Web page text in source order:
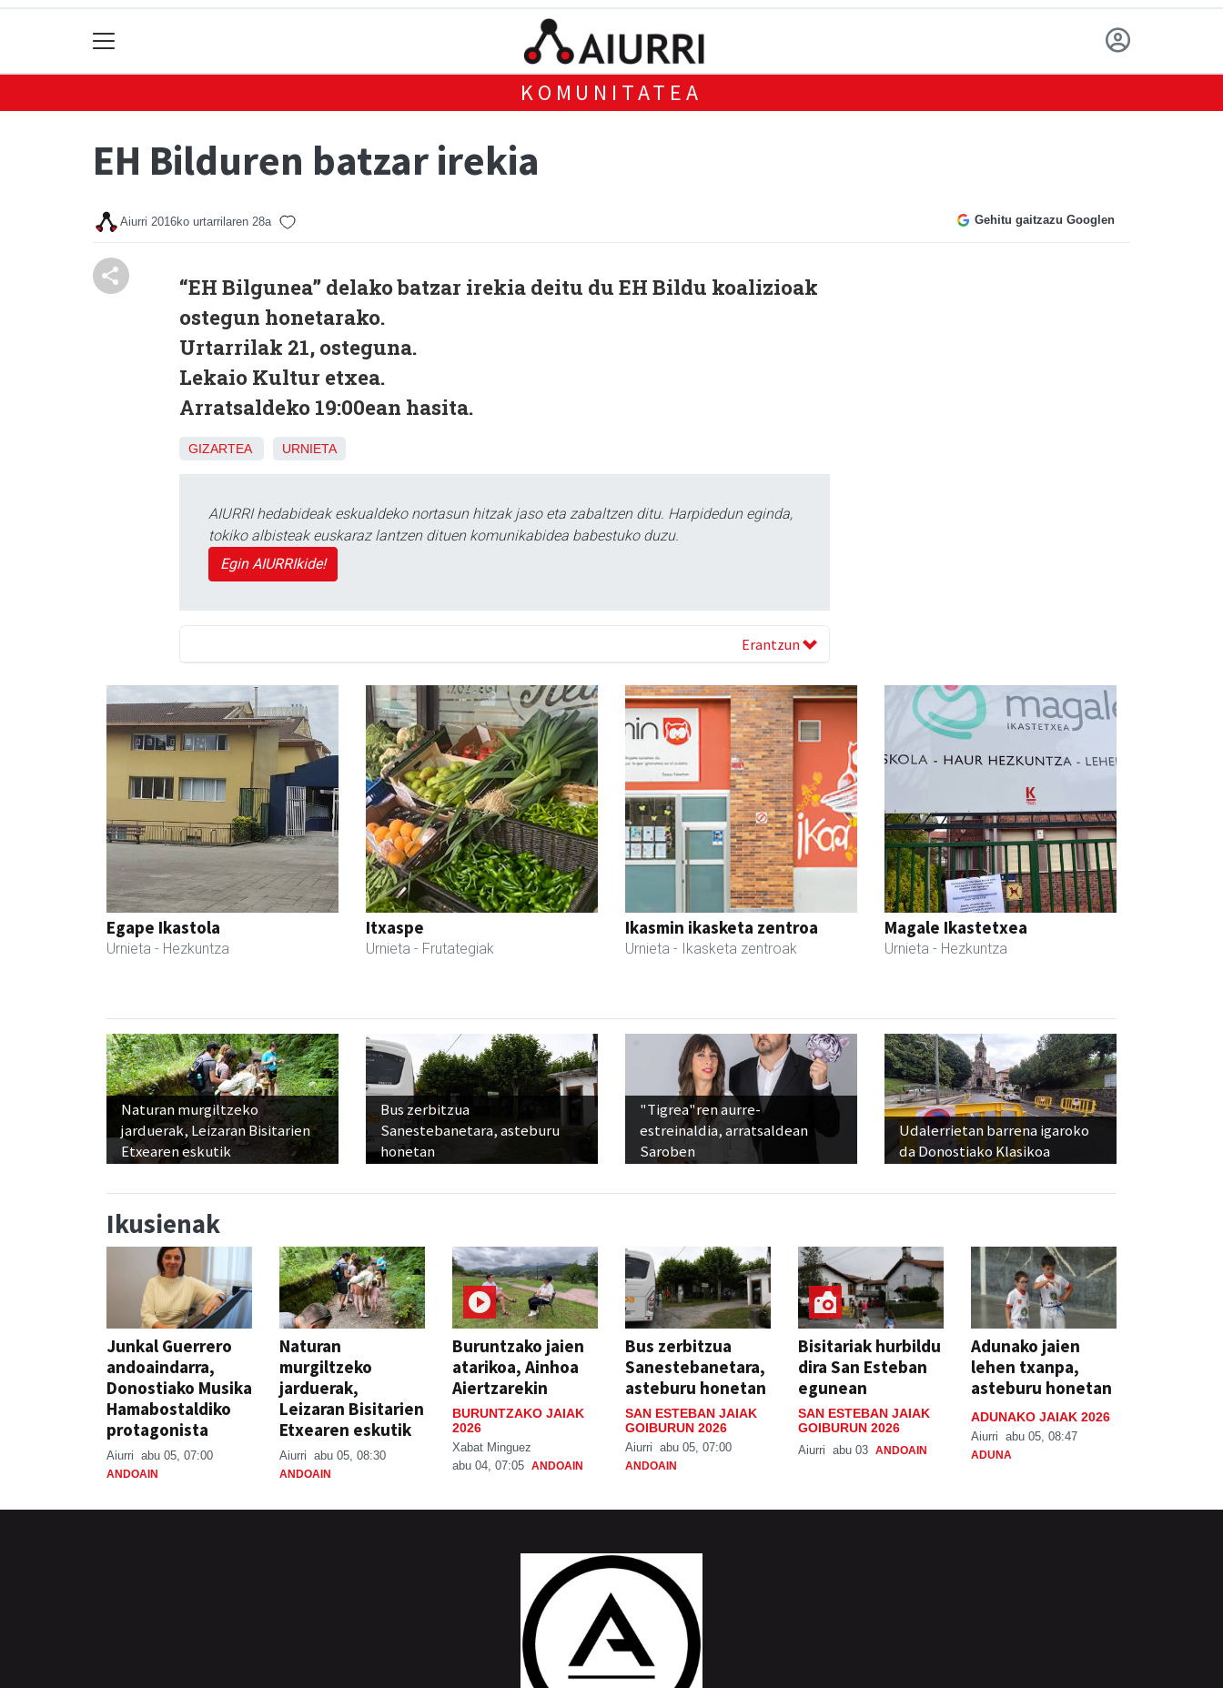
KOMUNITATEA
EH Bilduren batzar irekia
Aiurri 2016ko urtarrilaren 28a Gehitu gaitzazu Googlen
“EH Bilgunea” delako batzar irekia deitu du EH Bildu koalizioak
ostegun honetarako.
Urtarrilak 21, osteguna.
Lekaio Kultur etxea.
Arratsaldeko 19:00ean hasita.
GIZARTEA URNIETA
AIURRI hedabideak eskualdeko nortasun hitzak jaso eta zabaltzen ditu. Harpidedun eginda,
tokiko albisteak euskaraz lantzen dituen komunikabidea babestuko duzu.
Egin AIURRIkide!
Erantzun
Egape Ikastola
Urnieta - Hezkuntza
Itxaspe
Urnieta - Frutategiak
Ikasmin ikasketa zentroa
Urnieta - Ikasketa zentroak
Magale Ikastetxea
Urnieta - Hezkuntza
Naturan murgiltzeko
jarduerak, Leizaran Bisitarien
Etxearen eskutik
Bus zerbitzua
Sanestebanetara, asteburu
honetan
"Tigrea"ren aurre-
estreinaldia, arratsaldean
Saroben
Udalerrietan barrena igaroko
da Donostiako Klasikoa
Ikusienak
Junkal Guerrero
andoaindarra,
Donostiako Musika
Hamabostaldiko
protagonista
Aiurri abu 05, 07:00
ANDOAIN
Naturan
murgiltzeko
jarduerak,
Leizaran Bisitarien
Etxearen eskutik
Aiurri abu 05, 08:30
ANDOAIN
Buruntzako jaien
atarikoa, Ainhoa
Aiertzarekin
BURUNTZAKO JAIAK
2026
Xabat Minguez
abu 04, 07:05 ANDOAIN
Bus zerbitzua
Sanestebanetara,
asteburu honetan
SAN ESTEBAN JAIAK
GOIBURUN 2026
Aiurri abu 05, 07:00
ANDOAIN
Bisitariak hurbildu
dira San Esteban
egunean
SAN ESTEBAN JAIAK
GOIBURUN 2026
Aiurri abu 03 ANDOAIN
Adunako jaien
lehen txanpa,
asteburu honetan
ADUNAKO JAIAK 2026
Aiurri abu 05, 08:47
ADUNA